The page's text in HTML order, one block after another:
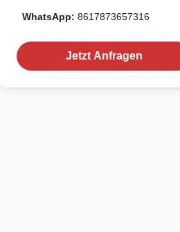
WhatsApp: 8617873657316
Jetzt Anfragen